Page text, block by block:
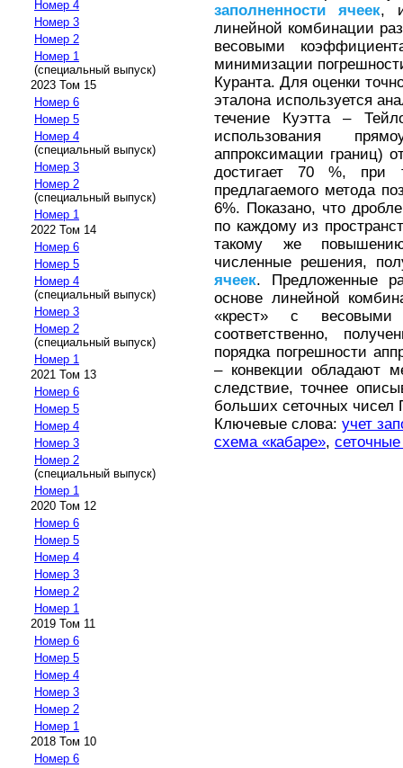
Номер 4
Номер 3
Номер 2
Номер 1
(специальный выпуск)
2023 Том 15
Номер 6
Номер 5
Номер 4
(специальный выпуск)
Номер 3
Номер 2
(специальный выпуск)
Номер 1
2022 Том 14
Номер 6
Номер 5
Номер 4
(специальный выпуск)
Номер 3
Номер 2
(специальный выпуск)
Номер 1
2021 Том 13
Номер 6
Номер 5
Номер 4
Номер 3
Номер 2
(специальный выпуск)
Номер 1
2020 Том 12
Номер 6
Номер 5
Номер 4
Номер 3
Номер 2
Номер 1
2019 Том 11
Номер 6
Номер 5
Номер 4
Номер 3
Номер 2
Номер 1
2018 Том 10
Номер 6
заполненности
ячеек,
линейной комбинации
весовыми
минимизации
Куранта. Для оценки
эталона используется
течение Куэтта –
использования
аппроксимации границ)
достигает 70 %, при
предлагаемого метода
6%. Показано, что
по каждому из
такому же
численные решения,
ячеек. Предложенные
основе линейной
«крест» с
соответственно,
порядка погрешности
– конвекции обладают
следствие, точнее
больших сеточных чисел
Ключевые слова: учет
схема «кабаре»,